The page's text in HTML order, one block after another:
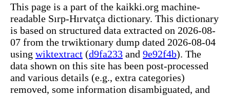
This page is a part of the kaikki.org machine-
readable Sırp-Hırvatça dictionary. This dictionary
is based on structured data extracted on 2026-08-
07 from the trwiktionary dump dated 2026-08-04
using wiktextract (d9fa233 and 9e92f4b). The
data shown on this site has been post-processed
and various details (e.g., extra categories)
removed, some information disambiguated, and